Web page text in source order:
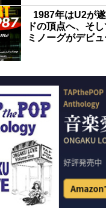
1987年はU2が
ドの頂点へ、そ
ミノーグがデビ